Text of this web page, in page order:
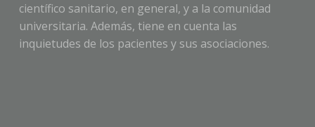
científico sanitario, en general, y a la comunidad
universitaria. Además, tiene en cuenta las
inquietudes de los pacientes y sus asociaciones.